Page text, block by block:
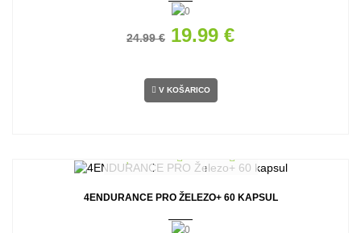
24.99 € 19.99 €
V KOŠARICO
4ENDURANCE PRO ŽELEZO+ 60 KAPSUL